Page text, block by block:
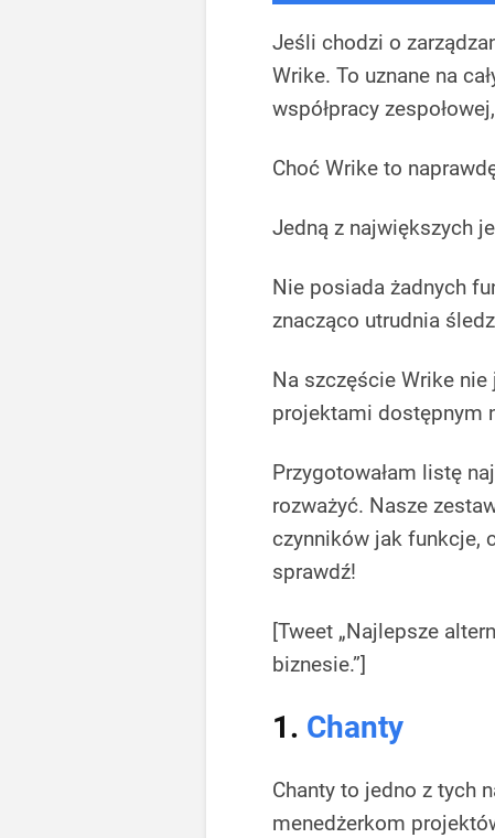
Jeśli chodzi o
Wrike. To uznane na
współpracy
Choć Wrike to
Jedną z największych
Nie posiada żadnych
znacząco utrudnia
Na szczęście Wrike
projektami dostępnym
Przygotowałam listę
rozważyć. Nasze
czynników jak funkcje,
sprawdź!
[Tweet „Najlepsze
biznesie.”]
1. Chanty
Chanty to jedno z tych
menedżerkom